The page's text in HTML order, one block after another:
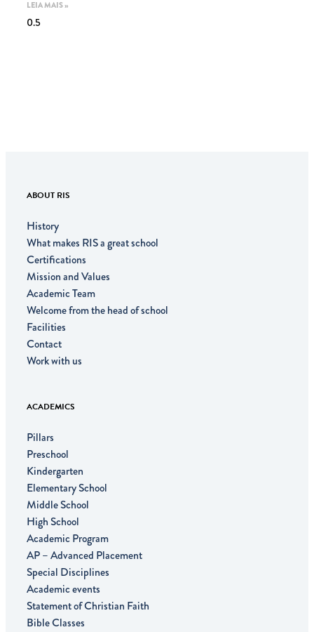
LEIA MAIS »
ABOUT RIS
History
What makes RIS a great school
Certifications
Mission and Values
Academic Team
Welcome from the head of school
Facilities
Contact
Work with us
ACADEMICS
Pillars
Preschool
Kindergarten
Elementary School
Middle School
High School
Academic Program
AP – Advanced Placement
Special Disciplines
Academic events
Statement of Christian Faith
Bible Classes